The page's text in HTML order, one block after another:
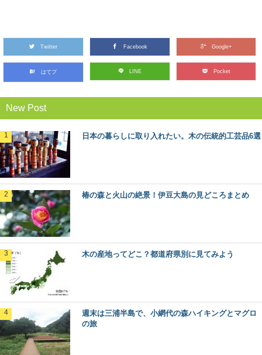
週末は三浦半島で、小網代の森ハイキングと
マグロの旅
大阪から日帰りで行ける、高野山森林セラピ
Twitter Facebook Google+
はてブ LINE Pocket
New Post
日本の暮らしに取り入れたい。木の伝統的工芸品6選
椿の森と火山の絶景！伊豆大島の見どころまとめ
木の産地ってどこ？都道府県別に見てみよう
週末は三浦半島で、小網代の森ハイキングとマグロ
の旅